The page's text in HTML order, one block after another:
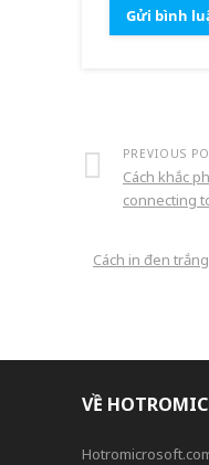
PREVIOUS
Cách khắc
connecting
Cách in đen
VỀ